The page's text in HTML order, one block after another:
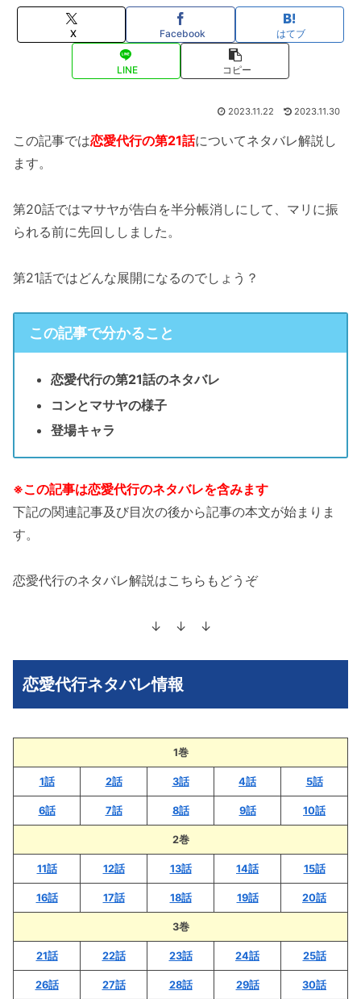
X Facebook はてブ
LINE コピー
2023.11.22 2023.11.30
この記事では恋愛代行の第21話についてネタバレ解説し
ます。
第20話ではマサヤが告白を半分帳消しにして、マリに振
られる前に先回ししました。
第21話ではどんな展開になるのでしょう？
この記事で分かること
恋愛代行の第21話のネタバレ
コンとマサヤの様子
登場キャラ
※この記事は恋愛代行のネタバレを含みます
下記の関連記事及び目次の後から記事の本文が始まりま
す。
恋愛代行のネタバレ解説はこちらもどうぞ
↓ ↓ ↓
恋愛代行ネタバレ情報
1巻
1話 2話 3話 4話 5話
6話 7話 8話 9話 10話
2巻
11話 12話 13話 14話 15話
16話 17話 18話 19話 20話
3巻
21話 22話 23話 24話 25話
26話 27話 28話 29話 30話